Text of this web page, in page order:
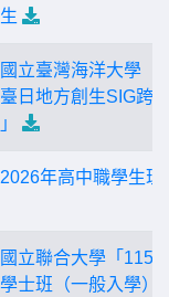
立臺灣海洋大學「
日地方創生SIG跨
年高中職學生理
立聯合大學「115
士班（一般入學）